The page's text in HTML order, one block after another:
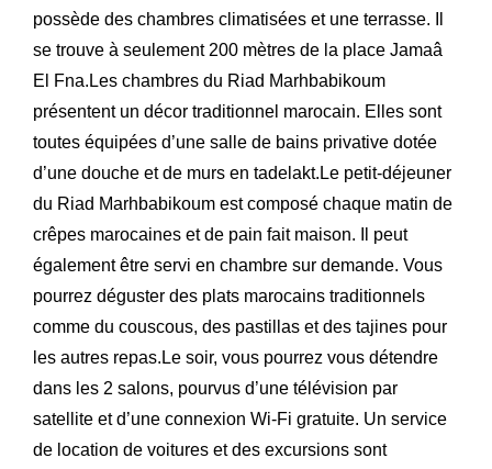
possède des chambres climatisées et une terrasse. Il
se trouve à seulement 200 mètres de la place Jamaâ
El Fna.Les chambres du Riad Marhbabikoum
présentent un décor traditionnel marocain. Elles sont
toutes équipées d’une salle de bains privative dotée
d’une douche et de murs en tadelakt.Le petit-déjeuner
du Riad Marhbabikoum est composé chaque matin de
crêpes marocaines et de pain fait maison. Il peut
également être servi en chambre sur demande. Vous
pourrez déguster des plats marocains traditionnels
comme du couscous, des pastillas et des tajines pour
les autres repas.Le soir, vous pourrez vous détendre
dans les 2 salons, pourvus d’une télévision par
satellite et d’une connexion Wi-Fi gratuite. Un service
de location de voitures et des excursions sont